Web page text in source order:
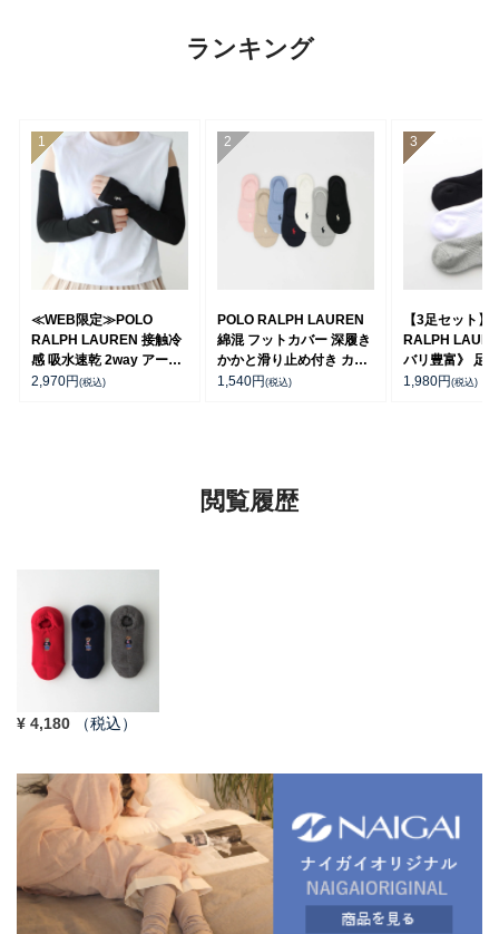
ランキング
≪WEB限定≫POLO
RALPH LAUREN 接触冷
感 吸水速乾 2way アーム
カバー ＆ レッグウォーマ
2,970円(税込)
POLO RALPH LAUREN
綿混 フットカバー 深履き
かかと滑り止め付き カバ
ーソックス レディース
1,540円(税込)
【3足セット】
RALPH
バリ豊富》 足
ーチサポート
1,980円(税込)
閲覧履歴
¥ 4,180 （税込）